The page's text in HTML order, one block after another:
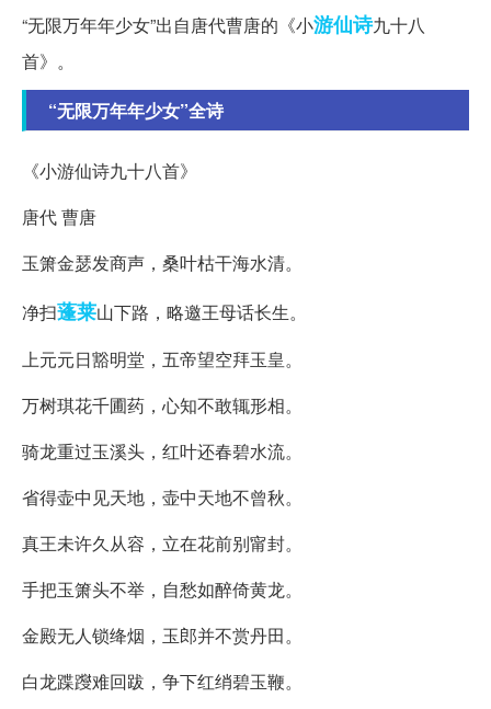
“无限万年年少女”出自唐代曹唐的《小游仙诗九十八
首》。
“无限万年年少女”全诗
《小游仙诗九十八首》
唐代 曹唐
玉箫金瑟发商声，桑叶枯干海水清。
净扫蓬莱山下路，略邀王母话长生。
上元元日豁明堂，五帝望空拜玉皇。
万树琪花千圃药，心知不敢辄形相。
骑龙重过玉溪头，红叶还春碧水流。
省得壶中见天地，壶中天地不曾秋。
真王未许久从容，立在花前别甯封。
手把玉箫头不举，自愁如醉倚黄龙。
金殿无人锁绛烟，玉郎并不赏丹田。
白龙蹀躞难回跋，争下红绡碧玉鞭。